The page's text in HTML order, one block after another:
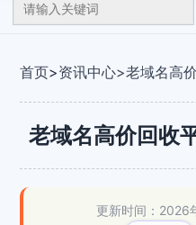
首页>资讯中心>老域名高
老域名高价回收
更新时间：2026